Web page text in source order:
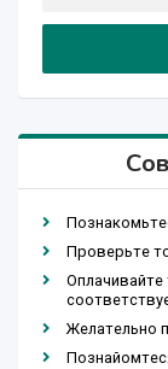
Проверьте
Оплачивайте
Желательно